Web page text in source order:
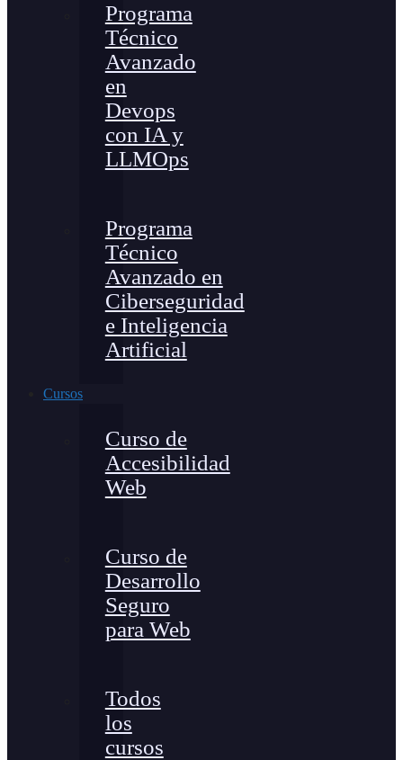
Programa
Técnico
Avanzado
en
Devops
con IA y
LLMOps
Programa
Técnico
Avanzado en
Ciberseguridad
e Inteligencia
Artificial
Cursos
Curso de
Accesibilidad
Web
Curso de
Desarrollo
Seguro
para Web
Todos
los
cursos